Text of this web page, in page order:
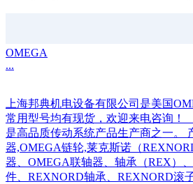
OMEGA
...
上海邦典机电设备有限公司是美国
常用型号均有现货，欢迎来电咨询
是高品质传动系统产品生产商之一。
器,OMEGA链轮,莱克斯诺（
器、OMEGA联轴器、轴承（REX）
件、REXNORD轴承、REXNORD滚